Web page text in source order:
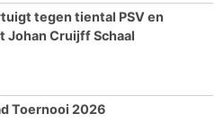
tegen tiental PSV en
Johan Cruijff Schaal
Toernooi 2026